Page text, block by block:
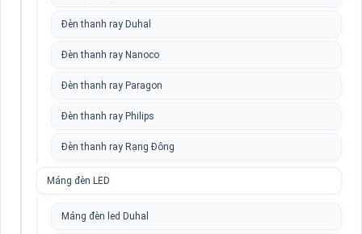
Đèn thanh ray Duhal
Đèn thanh ray Nanoco
Đèn thanh ray Paragon
Đèn thanh ray Philips
Đèn thanh ray Rạng Đông
Máng đèn LED
Máng đèn led Duhal